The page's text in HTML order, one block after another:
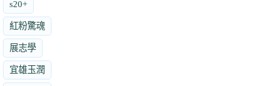
s20+
紅粉驚魂
展志學
宜雄玉潤